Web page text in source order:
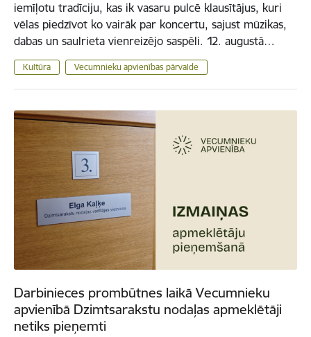
iemīļotu tradīciju, kas ik vasaru pulcē klausītājus, kuri
vēlas piedzīvot ko vairāk par koncertu, sajust mūzikas,
dabas un saulrieta vienreizējo saspēli. 12. augustā…
Kultūra Vecumnieku apvienības pārvalde
Darbinieces prombūtnes laikā Vecumnieku
apvienībā Dzimtsarakstu nodaļas apmeklētāji
netiks pieņemti